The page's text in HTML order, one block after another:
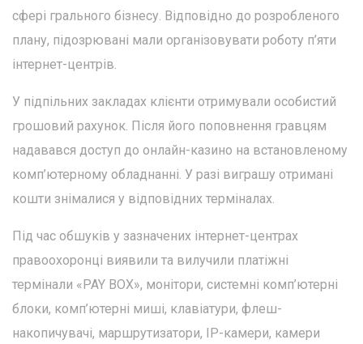
сфері грального бізнесу. Відповідно до розробленого
плану, підозрювані мали організовувати роботу п’яти
інтернет-центрів.
У підпільних закладах клієнти отримували особистий
грошовий рахунок. Після його поповнення гравцям
надавався доступ до онлайн-казино на встановленому
комп’ютерному обладнанні. У разі виграшу отримані
кошти знімалися у відповідних терміналах.
Під час обшуків у зазначених інтернет-центрах
правоохоронці виявили та вилучили платіжні
термінали «PAY BOX», монітори, системні комп’ютерні
блоки, комп’ютерні миші, клавіатури, флеш-
накопичувачі, маршрутизатори, IP-камери, камери